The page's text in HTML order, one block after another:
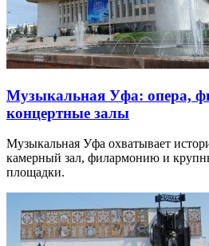
Музыкальная Уфа: опера,
концертные залы
Музыкальная Уфа охватывает
камерный зал, филармонию и
площадки.